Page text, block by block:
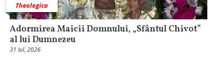
Theologica
Adormirea Maicii Domnului, „Sfântul Chivot”
al lui Dumnezeu
31 Iul, 2026